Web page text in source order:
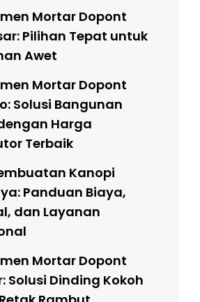
Mortar Dopont
Pilihan Tepat untuk
Awet
Mortar Dopont
Solusi Bangunan
Harga
Terbaik
Kanopi
Panduan Biaya,
dan Layanan
Mortar Dopont
Solusi Dinding Kokoh